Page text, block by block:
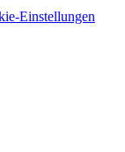
Einstellungen